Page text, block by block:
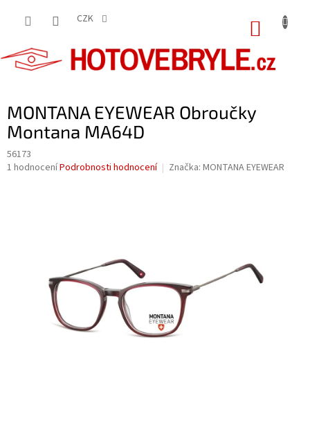
CZK
MONTANA EYEWEAR Obroučky
Montana MA64D
56173
Průměrné
1 hodnoceníPodrobnosti hodnocení Značka: MONTANA EYEWEAR